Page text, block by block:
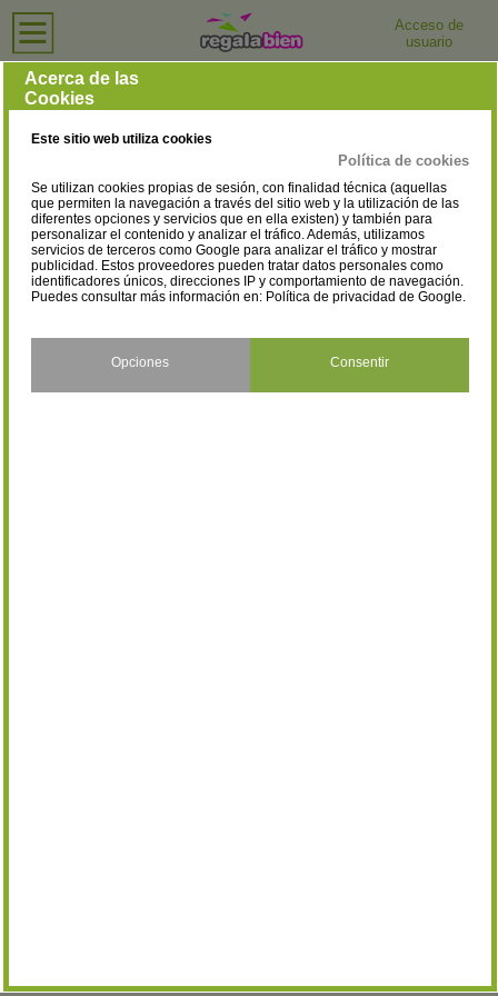
Acceso de
usuario
Centros de Salud y Bienestar en Zamora
Selecciona la localidad
Inicio › Centros de Salud y Bienestar
Benavente Mombuey
(27)
Acerca de las
Cookies
Este sitio web utiliza cookies
Política de cookies
Se utilizan cookies propias de sesión, con finalidad técnica (aquellas
que permiten la navegación a través del sitio web y la utilización de las
diferentes opciones y servicios que en ella existen) y también para
personalizar el contenido y analizar el tráfico. Además, utilizamos
servicios de terceros como Google para analizar el tráfico y mostrar
publicidad. Estos proveedores pueden tratar datos personales como
identificadores únicos, direcciones IP y comportamiento de navegación.
Puedes consultar más información en: Política de privacidad de Google.
Opciones Consentir